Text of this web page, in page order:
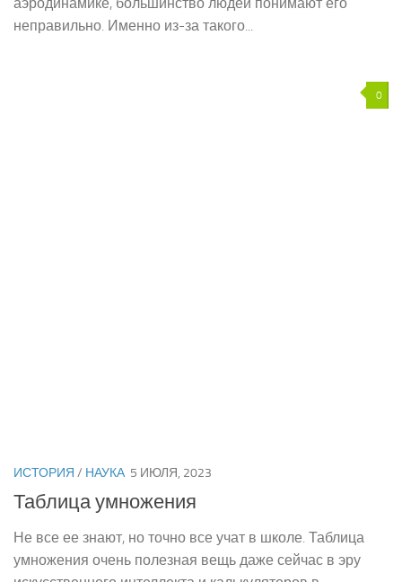
неправильно. Именно из-за такого...
0
ИСТОРИЯ / НАУКА 5 ИЮЛЯ, 2023
Таблица умножения
Не все ее знают, но точно все учат в школе. Таблица
умножения очень полезная вещь даже сейчас в эру